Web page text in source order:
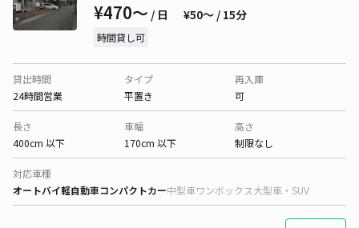
¥470〜 / 日 ¥50〜 / 15分
時間貸し可
貸出時間
24時間営業
タイプ
平置き
再入庫
可
長さ
400cm 以下
車幅
170cm 以下
高さ
制限なし
対応車種
オートバイ軽自動車コンパクトカー中型車ワンボックス大型車・SUV